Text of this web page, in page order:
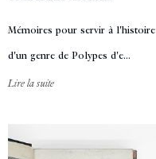
Mémoires pour servir à l'histoire
d'un genre de Polypes d'e...
Lire la suite